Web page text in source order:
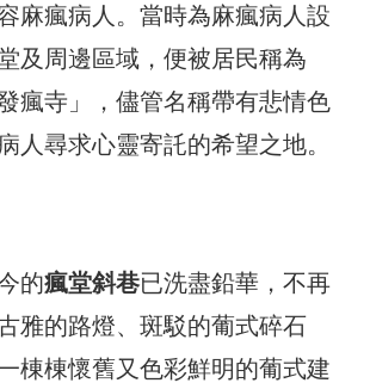
麻瘋病人。當時為麻瘋病人設
及周邊區域，便被居民稱為
瘋寺」，儘管名稱帶有悲情色
人尋求心靈寄託的希望之地。
的瘋堂斜巷已洗盡鉛華，不再
雅的路燈、斑駁的葡式碎石
棟棟懷舊又色彩鮮明的葡式建